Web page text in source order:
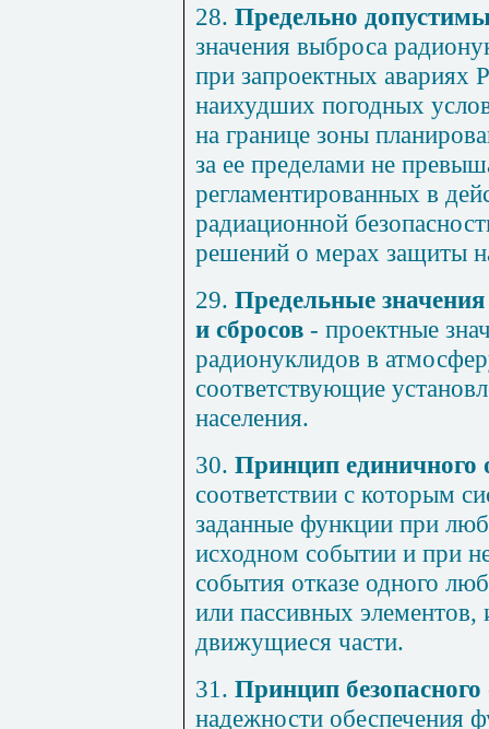
28. Предельно
значения выброса
при запроектных авариях
наихудших погодных
на границе зоны
за ее пределами не
регламентированных в
радиационной
решений о мерах защиты
29. Предельные
и сбросов - проектные
радионуклидов в
соответствующие
населения.
30. Принцип единичного
соответствии с которым
заданные функции при
исходном событии и при
события отказе одного
или пассивных
движущиеся части.
31. Принцип безопасного
надежности обеспечения